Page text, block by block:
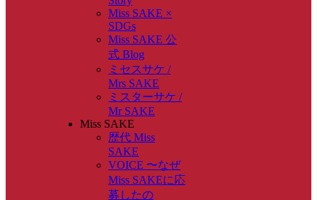
Miss SAKE ×
SDGs
Miss SAKE 公
式 Blog
ミセスサケ /
Mrs SAKE
ミスターサケ /
Mr SAKE
Miss SAKE
歴代 Miss
SAKE
VOICE 〜なぜ
Miss SAKEに応
募したの